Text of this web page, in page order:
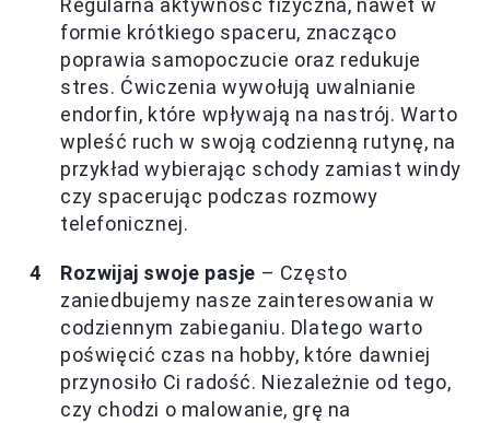
Regularna aktywność fizyczna, nawet w
formie krótkiego spaceru, znacząco
poprawia samopoczucie oraz redukuje
stres. Ćwiczenia wywołują uwalnianie
endorfin, które wpływają na nastrój. Warto
wpleść ruch w swoją codzienną rutynę, na
przykład wybierając schody zamiast windy
czy spacerując podczas rozmowy
telefonicznej.
Rozwijaj swoje pasje – Często
zaniedbujemy nasze zainteresowania w
codziennym zabieganiu. Dlatego warto
poświęcić czas na hobby, które dawniej
przynosiło Ci radość. Niezależnie od tego,
czy chodzi o malowanie, grę na